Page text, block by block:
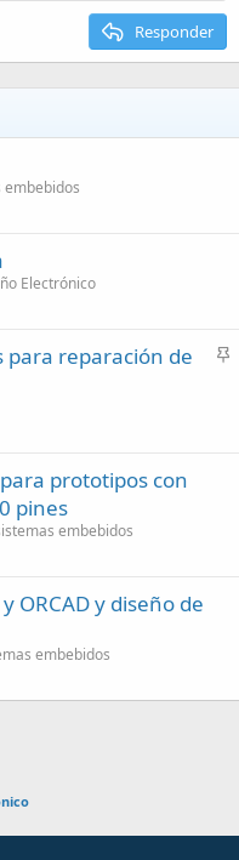
Responder
Electrónico
A
para reparación de
prototipos con
pines
embebidos
ORCAD y diseño de
embebidos